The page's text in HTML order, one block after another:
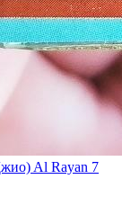
Al Rayan 7